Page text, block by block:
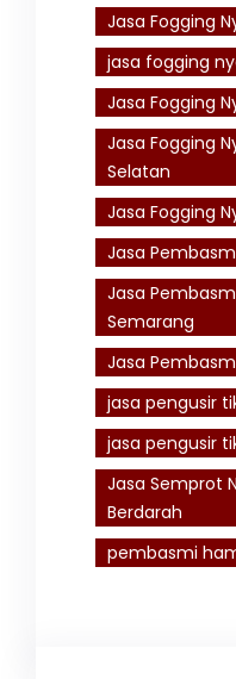
Jasa Fogging
jasa fogging
Jasa Fogging
Jasa Fogging
Selatan
Jasa Fogging
Jasa
Jasa
Semarang
Jasa
jasa pengusir
jasa pengusir
Jasa Semprot
Berdarah
pembasmi